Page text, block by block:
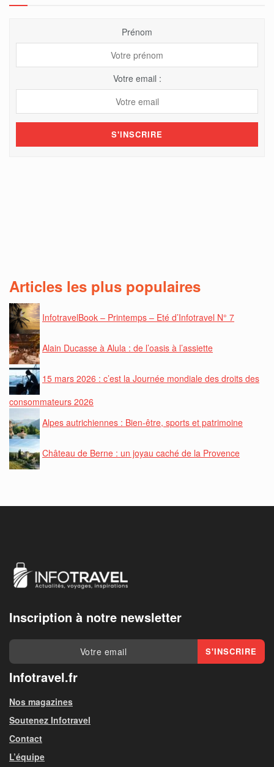
Prénom
Votre email :
Articles les plus populaires
InfotravelBook – Printemps – Eté d’Infotravel N° 7
Alain Ducasse à Alula : de l’oasis à l’assiette
15 mars 2026 : c’est la Journée mondiale des droits des
consommateurs 2026
Alpes autrichiennes : Bien-être, sports et patrimoine
Château de Berne : un joyau caché de la Provence
Inscription à notre newsletter
Infotravel.fr
Nos magazines
Soutenez Infotravel
Contact
L’équipe